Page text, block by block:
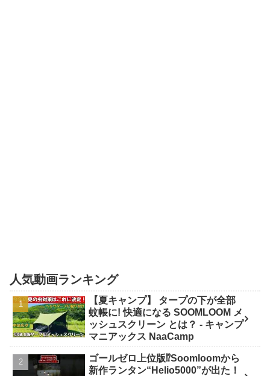
人気動画ランキング
【夏キャンプ】 タープの下が全部
蚊帳に! 快適になる SOOMLOOM メ
ッシュスクリーン とは？ - キャンプ
マニアックス NaaCamp
ゴールゼロ上位版⁉️Soomloomから
新作ランタン“Helio5000”が出た！